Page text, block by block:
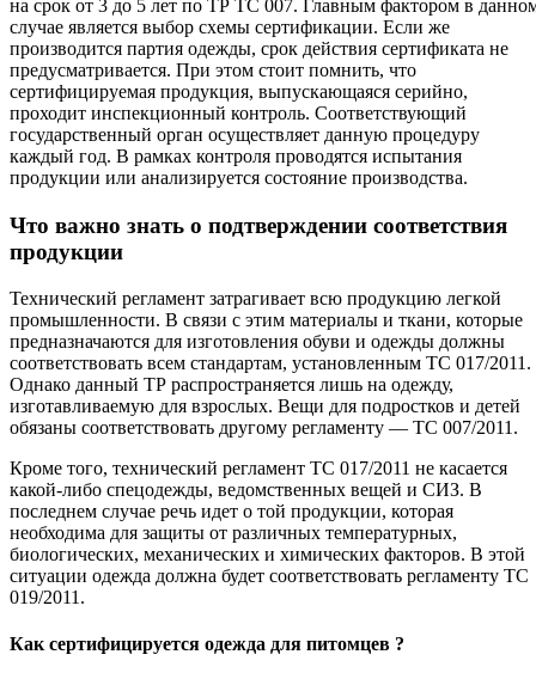
на срок от 3 до 5 лет по ТР ТС 007. Главным фактором в
случае является выбор схемы сертификации. Если же
производится партия одежды, срок действия сертификата не
предусматривается. При этом стоит помнить, что
сертифицируемая продукция, выпускающаяся серийно,
проходит инспекционный контроль. Соответствующий
государственный орган осуществляет данную процедуру
каждый год. В рамках контроля проводятся испытания
продукции или анализируется состояние производства.
Что важно знать о подтверждении соответствия
продукции
Технический регламент затрагивает всю продукцию легкой
промышленности. В связи с этим материалы и ткани, которые
предназначаются для изготовления обуви и одежды должны
соответствовать всем стандартам, установленным ТС 017/2011.
Однако данный ТР распространяется лишь на одежду,
изготавливаемую для взрослых. Вещи для подростков и детей
обязаны соответствовать другому регламенту — ТС 007/2011.
Кроме того, технический регламент ТС 017/2011 не касается
какой-либо спецодежды, ведомственных вещей и СИЗ. В
последнем случае речь идет о той продукции, которая
необходима для защиты от различных температурных,
биологических, механических и химических факторов. В этой
ситуации одежда должна будет соответствовать регламенту ТС
019/2011.
Как сертифицируется одежда для питомцев ?